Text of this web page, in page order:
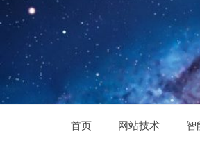
Skip
to
content
首页 网站技术 智